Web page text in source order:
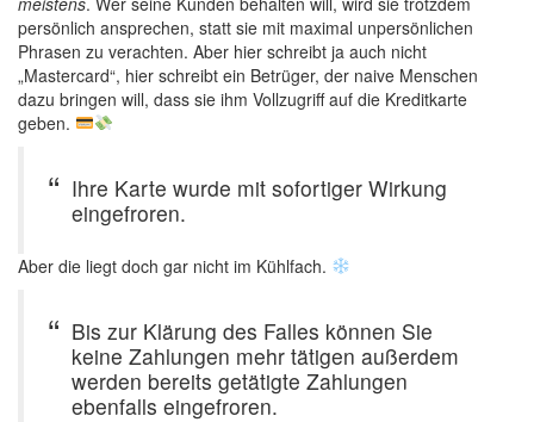
persönlich ansprechen, statt sie mit maximal unpersönlichen
Phrasen zu verachten. Aber hier schreibt ja auch nicht
„Mastercard“, hier schreibt ein Betrüger, der naive Menschen
dazu bringen will, dass sie ihm Vollzugriff auf die Kreditkarte
geben.
Ihre Karte wurde mit sofortiger Wirkung
eingefroren.
Aber die liegt doch gar nicht im Kühlfach.
Bis zur Klärung des Falles können Sie
keine Zahlungen mehr tätigen außerdem
werden bereits getätigte Zahlungen
ebenfalls eingefroren.